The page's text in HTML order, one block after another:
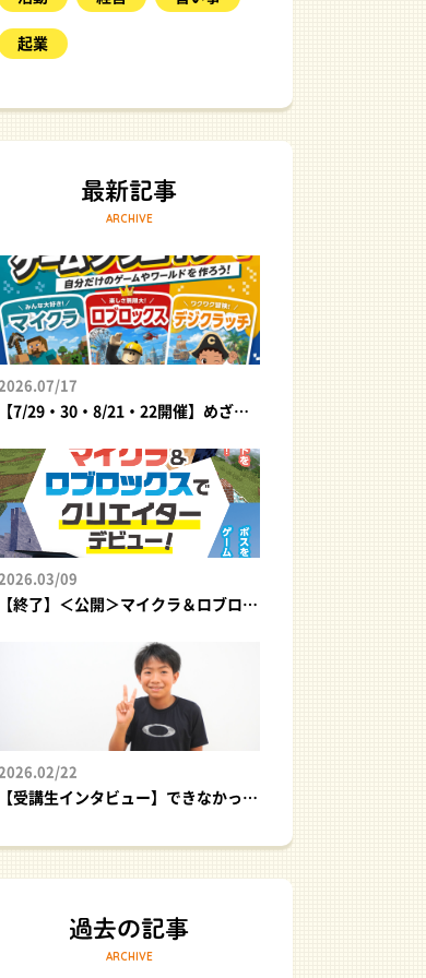
起業
ARCHIVE
17
【7/29・30・8/21・22開催】めざせ、最高のゲームクリエイター！自分だけのゲームやワールドを作ろう｜夏休みプログラミング体験イベント
09
【終了】＜公開＞マイクラ＆ロブロックスでクリエイターデビュー！｜プログラミング体験イベント
22
【受講生インタビュー】できなかった悔しさが、挑戦のスタートに！
ARCHIVE